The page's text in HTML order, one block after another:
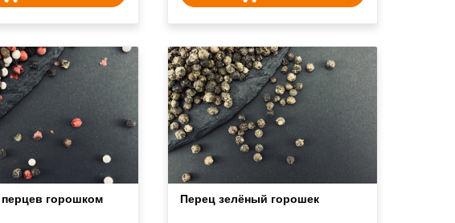
горошком Перец зелёный горошек